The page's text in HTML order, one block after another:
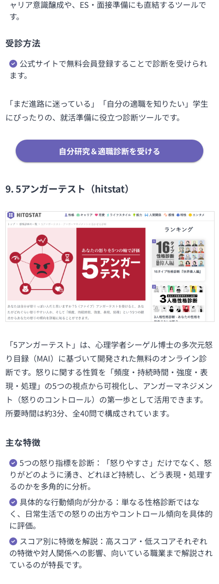
ャリア意識醸成や、ES・面接準備にも直結するツールで
す。
受診方法
公式サイトで無料会員登録することで診断を受けられ
ます。
「まだ進路に迷っている」「自分の適職を知りたい」学生
にぴったりの、就活準備に役立つ診断ツールです。
自分研究＆適職診断を受ける
9. 5アンガーテスト（hitstat）
「5アンガーテスト」は、心理学者シーゲル博士の多次元怒
り目録（MAI）に基づいて開発された無料のオンライン診
断です。怒りに関する性質を「頻度・持続時間・強度・表
現・処理」の5つの視点から可視化し、アンガーマネジメン
ト（怒りのコントロール）の第一歩として活用できます。
所要時間は約3分、全40問で構成されています。
主な特徴
5つの怒り指標を診断：「怒りやすさ」だけでなく、怒
りがどのように湧き、どれほど持続し、どう表現・処理す
るのかを多角的に分析。
具体的な行動傾向が分かる：単なる性格診断ではな
く、日常生活での怒りの出方やコントロール傾向を具体的
に評価。
スコア別に特徴を解説：高スコア・低スコアそれぞれ
の特徴や対人関係への影響、向いている職業まで解説され
ているのが特長です。